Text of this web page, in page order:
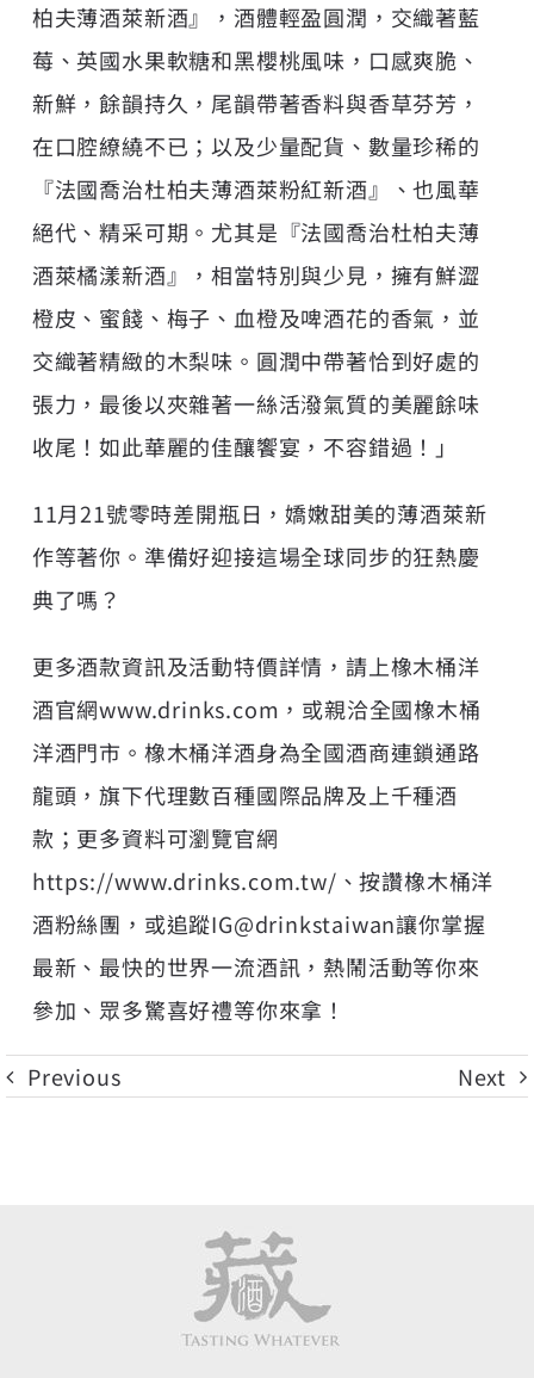
柏夫薄酒萊新酒』，酒體輕盈圓潤，交織著藍
莓、英國水果軟糖和黑櫻桃風味，口感爽脆、
新鮮，餘韻持久，尾韻帶著香料與香草芬芳，
在口腔繚繞不已；以及少量配貨、數量珍稀的
『法國喬治杜柏夫薄酒萊粉紅新酒』、也風華
絕代、精采可期。尤其是『法國喬治杜柏夫薄
酒萊橘漾新酒』，相當特別與少見，擁有鮮澀
橙皮、蜜餞、梅子、血橙及啤酒花的香氣，並
交織著精緻的木梨味。圓潤中帶著恰到好處的
張力，最後以夾雜著一絲活潑氣質的美麗餘味
收尾！如此華麗的佳釀饗宴，不容錯過！」
11月21號零時差開瓶日，嬌嫩甜美的薄酒萊新
作等著你。準備好迎接這場全球同步的狂熱慶
典了嗎？
更多酒款資訊及活動特價詳情，請上橡木桶洋
酒官網www.drinks.com，或親洽全國橡木桶
洋酒門市。橡木桶洋酒身為全國酒商連鎖通路
龍頭，旗下代理數百種國際品牌及上千種酒
款；更多資料可瀏覽官網
https://www.drinks.com.tw/、按讚橡木桶洋
酒粉絲團，或追蹤IG@drinkstaiwan讓你掌握
最新、最快的世界一流酒訊，熱鬧活動等你來
參加、眾多驚喜好禮等你來拿！
Previous Next